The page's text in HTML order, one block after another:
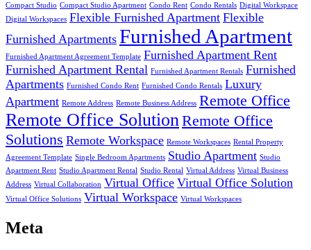
Compact Studio Compact Studio Apartment Condo Rent Condo Rentals Digital Workspace
Digital Workspaces Flexible Furnished Apartment Flexible
Furnished Apartments Furnished Apartment
Furnished Apartment Agreement Template Furnished Apartment Rent
Furnished Apartment Rental Furnished Apartment Rentals Furnished
Apartments Furnished Condo Rent Furnished Condo Rentals Luxury
Apartment Remote Address Remote Business Address Remote Office
Remote Office Solution Remote Office
Solutions Remote Workspace Remote Workspaces Rental Property
Agreement Template Single Bedroom Apartments Studio Apartment Studio
Apartment Rent Studio Apartment Rental Studio Rental Virtual Address Virtual Business
Address Virtual Collaboration Virtual Office Virtual Office Solution
Virtual Office Solutions Virtual Workspace Virtual Workspaces
Meta